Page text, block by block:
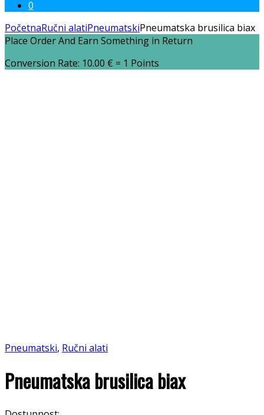
0
PočetnaRučni alatiPneumatskiPneumatska brusilica biax
Place Order And Earn Something in Return
Conversion Rate: 10.00 € = 1 Points
Pneumatski, Ručni alati
Pneumatska brusilica biax